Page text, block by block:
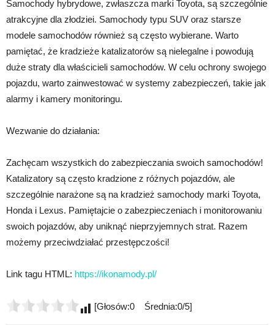
Samochody hybrydowe, zwłaszcza marki Toyota, są szczególnie
atrakcyjne dla złodziei. Samochody typu SUV oraz starsze
modele samochodów również są często wybierane. Warto
pamiętać, że kradzieże katalizatorów są nielegalne i powodują
duże straty dla właścicieli samochodów. W celu ochrony swojego
pojazdu, warto zainwestować w systemy zabezpieczeń, takie jak
alarmy i kamery monitoringu.
Wezwanie do działania:
Zachęcam wszystkich do zabezpieczania swoich samochodów!
Katalizatory są często kradzione z różnych pojazdów, ale
szczególnie narażone są na kradzież samochody marki Toyota,
Honda i Lexus. Pamiętajcie o zabezpieczeniach i monitorowaniu
swoich pojazdów, aby uniknąć nieprzyjemnych strat. Razem
możemy przeciwdziałać przestępczości!
Link tagu HTML: https://ikonamody.pl/
[Głosów:0 Średnia:0/5]